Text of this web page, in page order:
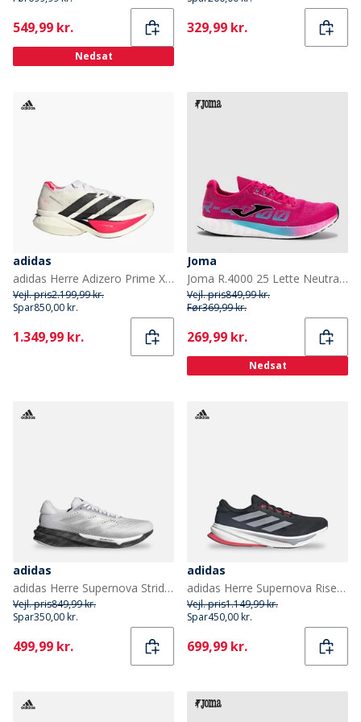
Current
549,99 kr.
Nedsat
Current
329,99 kr.
adidas
adidas Herre Adizero Prime X3 Strung Neutrale Løbesko Cloud White/Core Black/Lucid Red
Vejl. pris2.199,99 kr.
Spar850,00 kr.
Current
1.349,99 kr.
Joma
Joma R.4000 25 Lette Neutrale Løbesko Fuchsia
Vejl. pris849,99 kr.
Før369,99 kr.
Current
269,99 kr.
Nedsat
adidas
adidas Herre Supernova Stride 2 Neutral Løbesko Footwear White/Silver Metallic/Core Black
Vejl. pris849,99 kr.
Spar350,00 kr.
Current
499,99 kr.
adidas
adidas Herre Supernova Rise 2 Neutrale Løbesko Core Black/Halo Silver/Lucid Red
Vejl. pris1.149,99 kr.
Spar450,00 kr.
Current
699,99 kr.